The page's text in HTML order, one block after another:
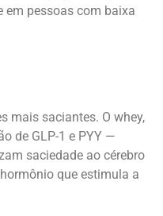
em pessoas com baixa
mais saciantes. O whey,
de GLP-1 e PYY —
saciedade ao cérebro
que estimula a